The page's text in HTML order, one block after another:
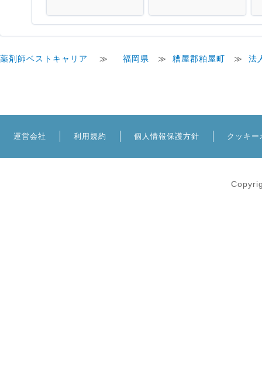
薬剤師ベストキャリア ≫ 福岡県 ≫ 糟屋郡粕屋町 ≫ 法
運営会社 利用規約 個人情報保護方針 クッキー